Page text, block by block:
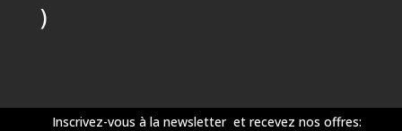
)
Inscrivez-vous à la newsletter et recevez nos offres: